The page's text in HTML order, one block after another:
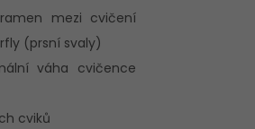
mezi cvičení
(prsní svaly)
váha cvičence
cviků